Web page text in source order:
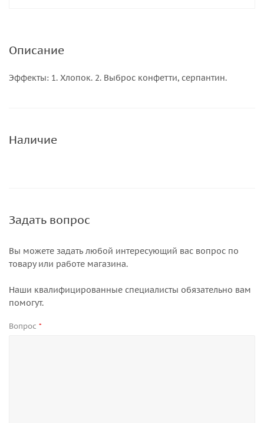
Описание
Эффекты: 1. Хлопок. 2. Выброс конфетти, серпантин.
Наличие
Задать вопрос
Вы можете задать любой интересующий вас вопрос по
товару или работе магазина.
Наши квалифицированные специалисты обязательно вам
помогут.
Вопрос *